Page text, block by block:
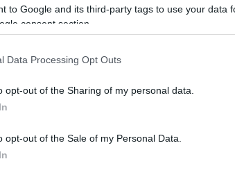
to Google and its third-party tags to use your data
consent section.
Data Processing Opt Outs
opt-out of the Sharing of my personal data.
opt-out of the Sale of my Personal Data.
Gölgesinde 12. Hafta – Emin’in sınavı Borini
verip veremeyeceği bence tamamen kendi elinde.
oynamak.